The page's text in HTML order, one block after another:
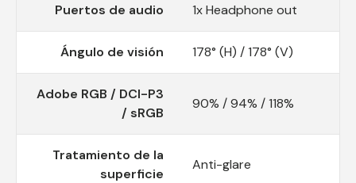
Puertos de audio 1x Headphone out
Ángulo de visión 178° (H) / 178° (V)
Adobe RGB / DCI-P3
/ sRGB
90% / 94% / 118%
Tratamiento de la
superficie
Anti-glare